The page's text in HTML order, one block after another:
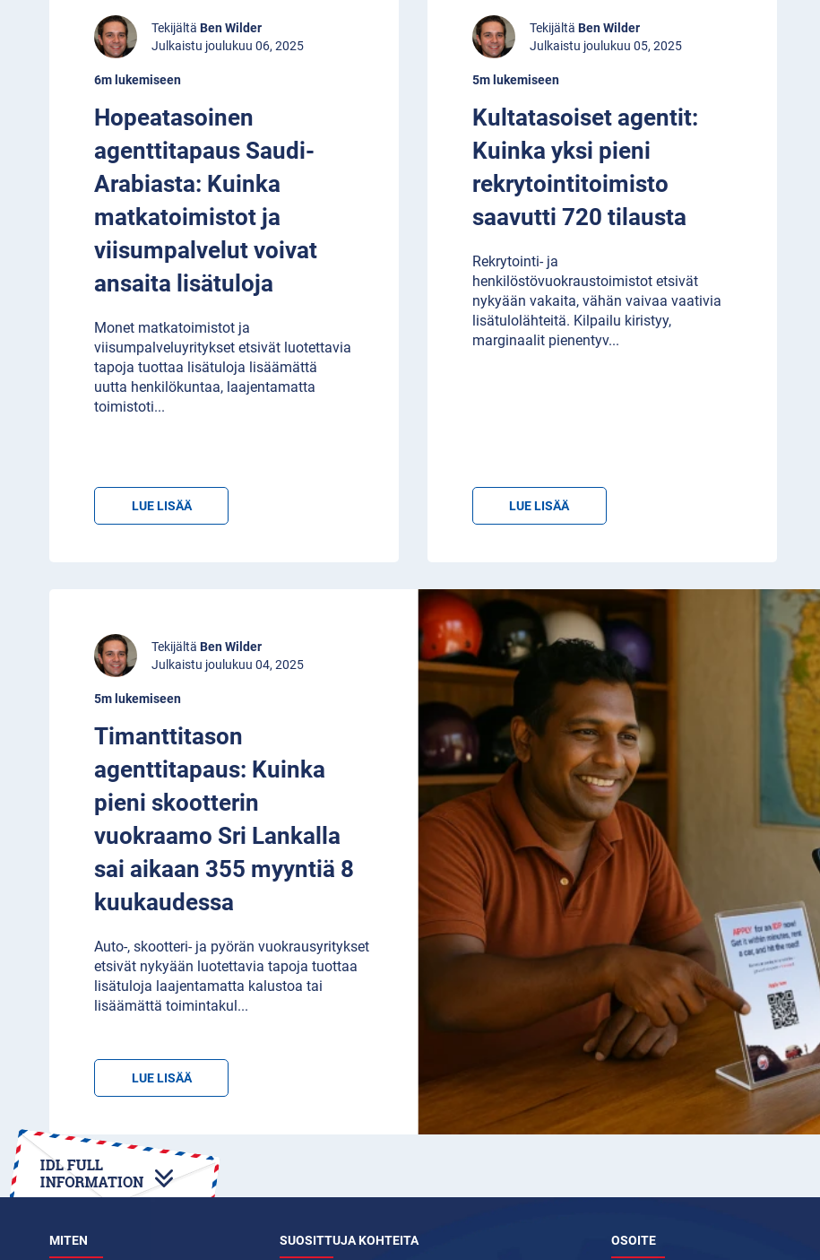
Tekijältä Ben Wilder
Julkaistu joulukuu 06, 2025
6m lukemiseen
Hopeatasoinen
agenttitapaus Saudi-
Arabiasta: Kuinka
matkatoimistot ja
viisumpalvelut voivat
ansaita lisätuloja
Monet matkatoimistot ja
viisumpalveluyritykset etsivät luotettavia
tapoja tuottaa lisätuloja lisäämättä
uutta henkilökuntaa, laajentamatta
toimistoti...
LUE LISÄÄ
Tekijältä Ben Wilder
Julkaistu joulukuu 05, 2025
5m lukemiseen
Kultatasoiset agentit:
Kuinka yksi pieni
rekrytointitoimisto
saavutti 720 tilausta
Rekrytointi- ja
henkilöstövuokraustoimistot etsivät
nykyään vakaita, vähän vaivaa vaativia
lisätulolähteitä. Kilpailu kiristyy,
marginaalit pienentyv...
LUE LISÄÄ
Tekijältä Ben Wilder
Julkaistu joulukuu 04, 2025
5m lukemiseen
Timanttitason
agenttitapaus: Kuinka
pieni skootterin
vuokraamo Sri Lankalla
sai aikaan 355 myyntiä 8
kuukaudessa
Auto-, skootteri- ja pyörän vuokrausyritykset
etsivät nykyään luotettavia tapoja tuottaa
lisätuloja laajentamatta kalustoa tai
lisäämättä toimintakul...
LUE LISÄÄ
MITEN SUOSITTUJA KOHTEITA OSOITE